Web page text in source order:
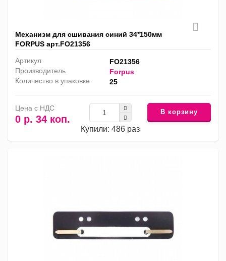
Механизм для сшивания синий 34*150мм
FORPUS арт.FO21356
Артикул
FO21356
Производитель
Forpus
Количество в упаковке
25
Цена с НДС
0 р. 34 коп.
Купили: 486 раз
В корзину